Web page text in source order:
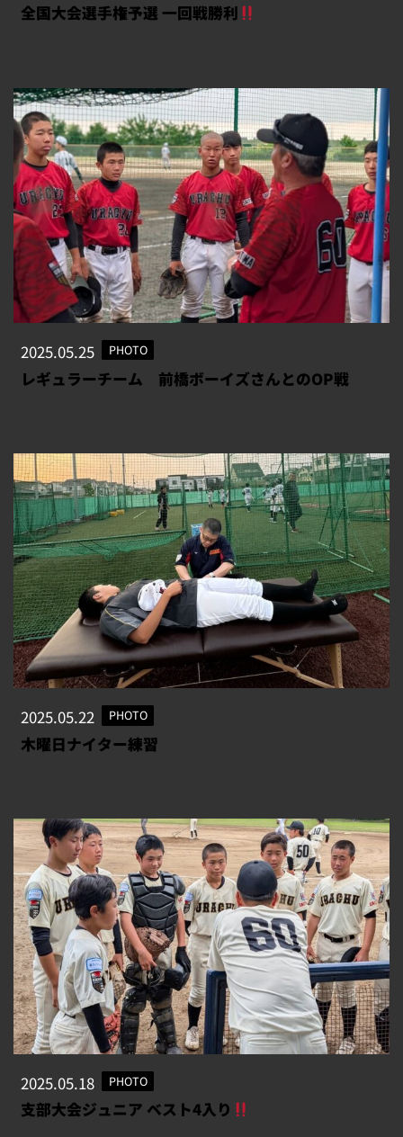
全国大会選手権予選 一回戦勝利
2025.05.25 PHOTO
レギュラーチーム 前橋ボーイズさんとのOP戦
2025.05.22 PHOTO
木曜日ナイター練習
2025.05.18 PHOTO
支部大会ジュニア ベスト4入り